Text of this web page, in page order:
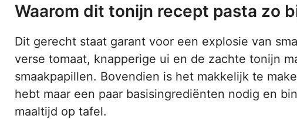
Waarom dit tonijn recept pasta zo
Dit gerecht staat garant voor een explosie van
verse tomaat, knapperige ui en de zachte tonijn
smaakpapillen. Bovendien is het makkelijk te
hebt maar een paar basisingrediënten nodig en
maaltijd op tafel.